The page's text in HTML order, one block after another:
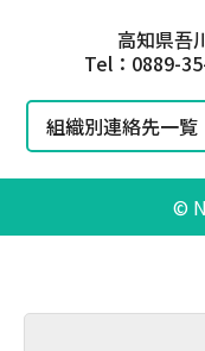
高知県吾
Tel：0889-
組織別連絡先一覧
©